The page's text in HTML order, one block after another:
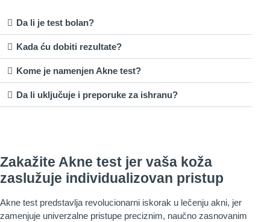
Da li je test bolan?
Kada ću dobiti rezultate?
Kome je namenjen Akne test?
Da li uključuje i preporuke za ishranu?
Zakažite Akne test jer vaša koža
zaslužuje individualizovan pristup
Akne test predstavlja revolucionarni iskorak u lečenju akni, jer
zamenjuje univerzalne pristupe preciznim, naučno zasnovanim